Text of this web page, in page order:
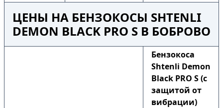
ЦЕНЫ НА БЕНЗОКОСЫ SHTENLI
DEMON BLACK PRO S В БОБРОВО
Бензокоса
Shtenli Demon
Black PRO S (с
защитой от
вибрации)